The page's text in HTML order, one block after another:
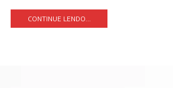
CONTINUE LENDO...